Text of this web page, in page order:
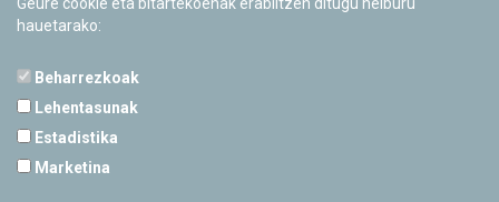
hauetarako:
Beharrezkoak
Lehentasunak
Estadistika
Marketina